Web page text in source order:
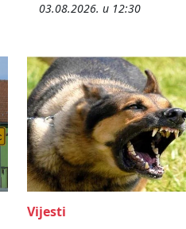
03.08.2026. u 12:30
Vijesti